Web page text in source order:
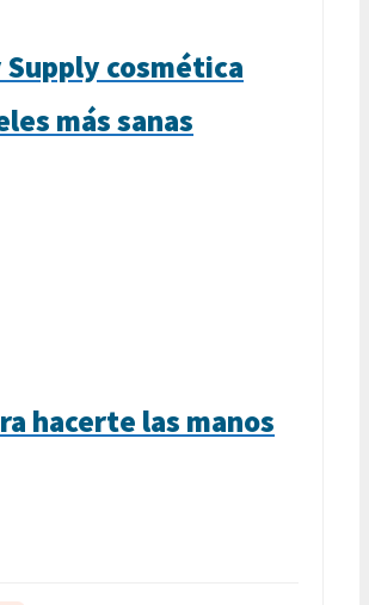
cosmética
más sanas
hacerte las manos